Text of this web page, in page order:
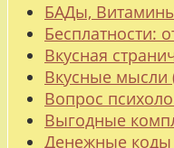
БАДы,
Бесплатности:
Вкусная
Вкусные мысли
Вопрос
Выгодные
Денежные коды